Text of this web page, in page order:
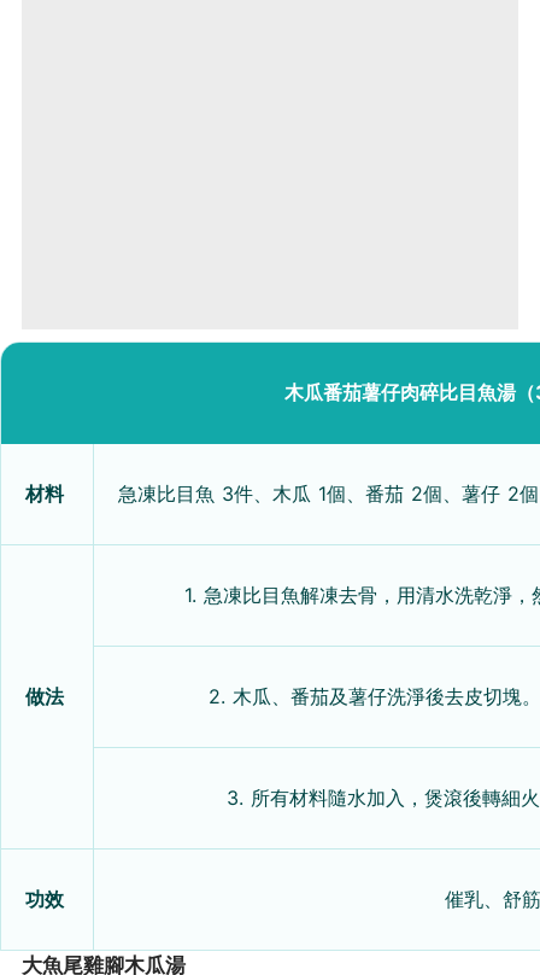
木瓜番茄薯仔肉碎比目魚湯
材料 急凍比目魚 3件、木瓜 1個、番茄 2個、薯仔 2
做法
1. 急凍比目魚解凍去骨，用清水洗乾淨
2. 木瓜、番茄及薯仔洗淨後去皮切塊
3. 所有材料隨水加入，煲滾後轉細
功效 催乳、​​舒
大魚尾雞腳木瓜湯